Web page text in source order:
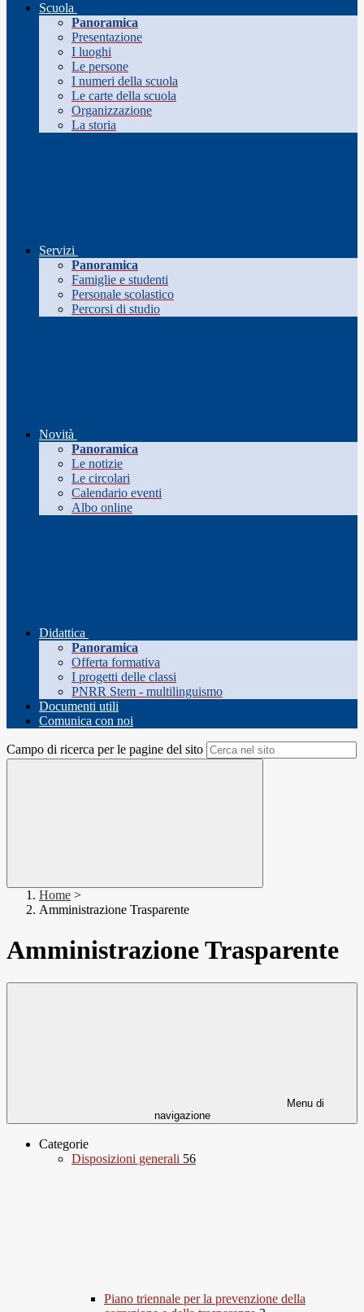
Scuola
Panoramica
Presentazione
I luoghi
Le persone
I numeri della scuola
Le carte della scuola
Organizzazione
La storia
Servizi
Panoramica
Famiglie e studenti
Personale scolastico
Percorsi di studio
Novità
Panoramica
Le notizie
Le circolari
Calendario eventi
Albo online
Didattica
Panoramica
Offerta formativa
I progetti delle classi
PNRR Stem - multilinguismo
Documenti utili
Comunica con noi
Campo di ricerca per le pagine del sito
Home >
Amministrazione Trasparente
Amministrazione Trasparente
Menu di
navigazione
Categorie
Disposizioni generali 56
Piano triennale per la prevenzione della